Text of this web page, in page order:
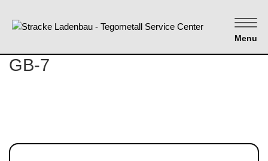
Menu
GB-7